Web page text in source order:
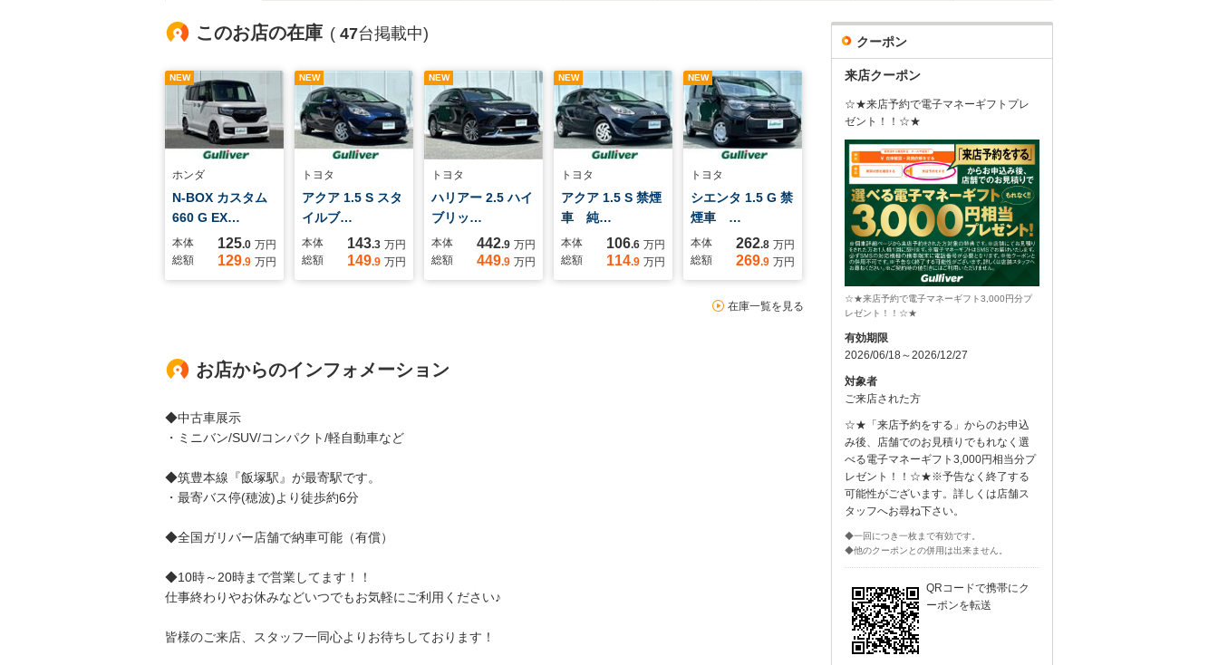
このお店の在庫 ( 47台掲載中)
NEW
ホンダ
N-BOX カスタム
660 G EX…
本体 125.0 万円
総額
129.9 万円
NEW
トヨタ
アクア 1.5 S スタ
イルブ…
本体 143.3 万円
総額
149.9 万円
NEW
トヨタ
ハリアー 2.5 ハイ
ブリッ…
本体 442.9 万円
総額
449.9 万円
NEW
トヨタ
アクア 1.5 S 禁煙
車 純…
本体 106.6 万円
総額
114.9 万円
NEW
トヨタ
シエンタ 1.5 G 禁
煙車 …
本体 262.8 万円
総額
269.9 万円
在庫一覧を見る
お店からのインフォメーション
◆中古車展示
・ミニバン/SUV/コンパクト/軽自動車など
◆筑豊本線『飯塚駅』が最寄駅です。
・最寄バス停(穂波)より徒歩約6分
◆全国ガリバー店舗で納車可能（有償）
◆10時～20時まで営業してます！！
仕事終わりやお休みなどいつでもお気軽にご利用ください♪
皆様のご来店、スタッフ一同心よりお待ちしております！
クーポン
来店クーポン
☆★来店予約で電子マネーギフトプレ
ゼント！！☆★
☆★来店予約で電子マネーギフト3,000円分プ
レゼント！！☆★
有効期限
2026/06/18～2026/12/27
対象者
ご来店された方
☆★「来店予約をする」からのお申込
み後、店舗でのお見積りでもれなく選
べる電子マネーギフト3,000円相当分プ
レゼント！！☆★※予告なく終了する
可能性がございます。詳しくは店舗ス
タッフへお尋ね下さい。
◆一回につき一枚まで有効です。
◆他のクーポンとの併用は出来ません。
QRコードで携帯にク
ーポンを転送